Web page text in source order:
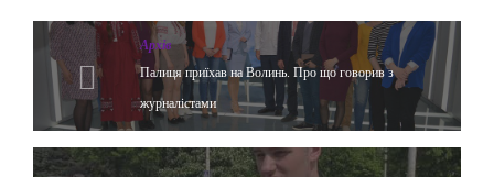
Архів
Палиця приїхав на Волинь. Про що говорив з
журналістами